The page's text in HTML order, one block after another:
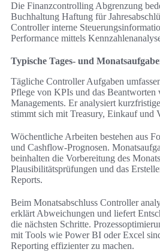
Die Finanzcontrolling Abgrenzung
Buchhaltung Haftung für
Controller interne
Performance mittels
Typische Tages- und
Tägliche Controller Aufgaben
Pflege von KPIs und das
Managements. Er analysiert
stimmt sich mit Treasury, Einkauf und
Wöchentliche Arbeiten bestehen aus
und Cashflow-Prognosen.
beinhalten die Vorbereitung des
Plausibilitätsprüfungen und das
Reports.
Beim Monatsabschluss Controller
erklärt Abweichungen und liefert
die nächsten Schritte.
mit Tools wie Power BI oder Excel
Reporting effizienter zu machen.